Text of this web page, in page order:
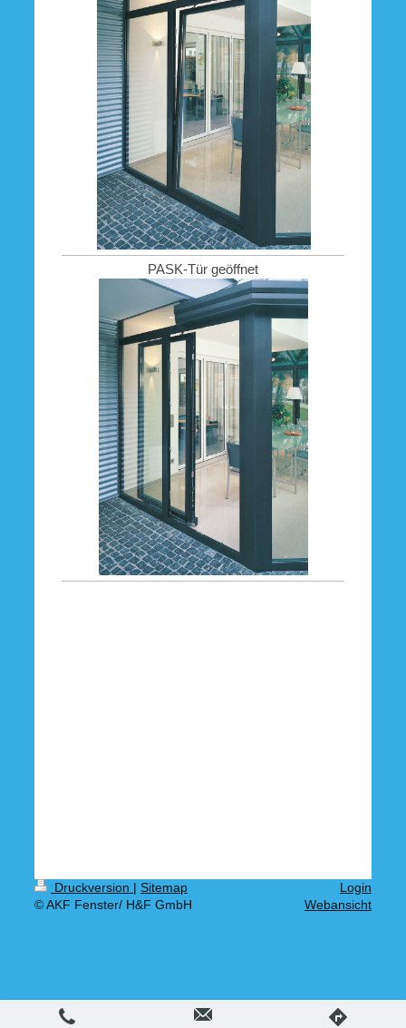
PASK-Tür geöffnet
Druckversion | Sitemap
© AKF Fenster/ H&F GmbH
Login
Webansicht